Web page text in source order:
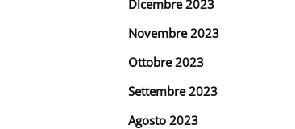
Dicembre 2023
Novembre 2023
Ottobre 2023
Settembre 2023
Agosto 2023